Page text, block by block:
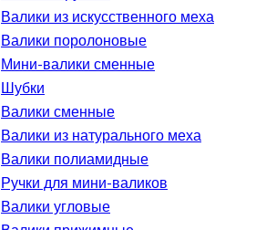
Валики из искусственного меха
Валики поролоновые
Мини-валики сменные
Шубки
Валики сменные
Валики из натурального меха
Валики полиамидные
Ручки для мини-валиков
Валики угловые